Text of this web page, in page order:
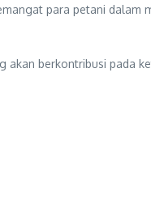
para petani dalam
berkontribusi pada